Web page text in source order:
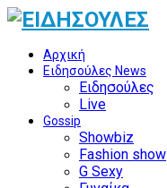
Αρχική
Ειδησούλες News
Ειδησούλες
Live
Gossip
Showbiz
Fashion show
G Sexy